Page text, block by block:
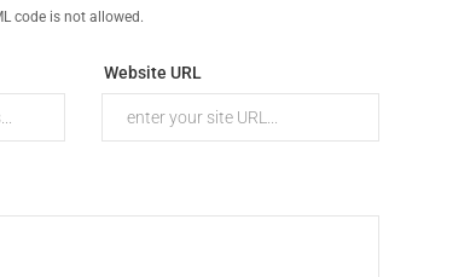
code is not allowed.
Website URL